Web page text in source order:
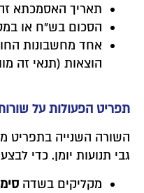
תאריך האסמכתא
הסכום בש"ח או
אחד מחשבונות
הוצאות (תנאי זה
תפריט הפעולות על
השורה השנייה בתפריט
גבי תנועות יומן. כדי
מקליקים בשדה